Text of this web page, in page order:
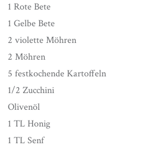
1 Rote Bete
1 Gelbe Bete
2 violette Möhren
2 Möhren
5 festkochende Kartoffeln
1/2 Zucchini
Olivenöl
1 TL Honig
1 TL Senf